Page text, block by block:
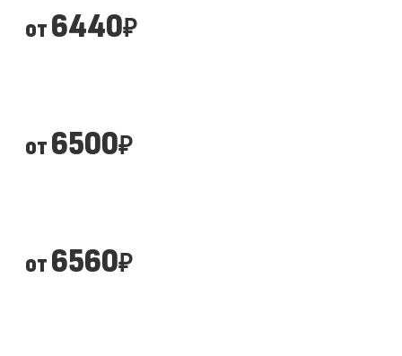
от6440₽
от6500₽
от6560₽